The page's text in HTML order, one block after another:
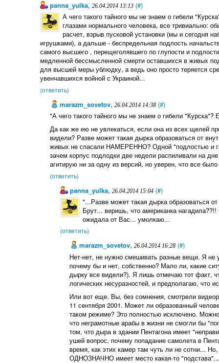
panna_yulka, 26.04.2014 13:13 (#)
А чего такого тайного мы не знаем о гибели
глазами нормального человека, все тривиально:
расчет, взрыв пусковой установки (мы и сегодня
игрушками), а дальше - беспредельная подлость
самого высшего , перещеголявшего по глупости и
медленной бессмысленной смерти оставшихся в живых
для высшей меры ублюдку, а ведь оно просто теряется
увенчавшихся войной с Украиной...
(ответить)
marazm_sovetov,26.04.2014 14:38 (#)
"А чего такого тайного мы не знаем о гибели "Курска"?
Да как же ею не увлекаться, если она из всех щелей
видели? Разве может такая дырка образоваться от
живых не спасали НАМЕРЕННО? Одной "подлостью и
зачем корпус подлодки две недели распиливали на
агитирую ни за одну из версий, но уверен, что все
(ответить)
panna_yulka, 26.04.2014 15:04 (#)
"...Разве может такая дырка образоваться
Брут... веришь, что американка
ожидала от Вас... умолкаю...
(ответить)
marazm_sovetov,26.04.2014 16:28 (#)
Нет-нет, не нужно смешивать разные вещи. Я не
почему бы и нет, собственно? Мало ли, какие
дырку все видели?). Я лишь отмечаю тот факт,
логических несуразностей, и предполагаю, что
Или вот еще. Вы, без сомнения, смотрели
11 сентября 2001. Может ли образованный
таком режиме? Это полностью исключено.
что неграмотные арабы в жизни не смогли бы
том, что дыра в здании Пентагона имеет
ушей вопрос, почему попадание самолета в
время, как этих камер там чуть ли не сотни...
ОДНОЗНАЧНО имеет место какая-то